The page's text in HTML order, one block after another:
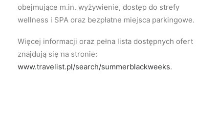
obejmujące m.in. wyżywienie, dostęp do strefy
wellness i SPA oraz bezpłatne miejsca parkingowe.
Więcej informacji oraz pełna lista dostępnych ofert
znajdują się na stronie:
www.travelist.pl/search/summerblackweeks.